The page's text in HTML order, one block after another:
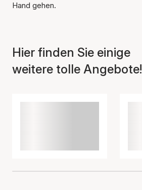
Hand gehen.
Hier finden Sie einige
weitere tolle Angebote!